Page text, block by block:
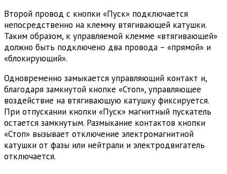
Второй провод с кнопки «Пуск» подключается
непосредственно на клемму втягивающей катушки.
Таким образом, к управляемой клемме «втягивающей»
должно быть подключено два провода – «прямой» и
«блокирующий».
Одновременно замыкается управляющий контакт и,
благодаря замкнутой кнопке «Стоп», управляющее
воздействие на втягивающую катушку фиксируется.
При отпускании кнопки «Пуск» магнитный пускатель
остается замкнутым. Размыкание контактов кнопки
«Стоп» вызывает отключение электромагнитной
катушки от фазы или нейтрали и электродвигатель
отключается.